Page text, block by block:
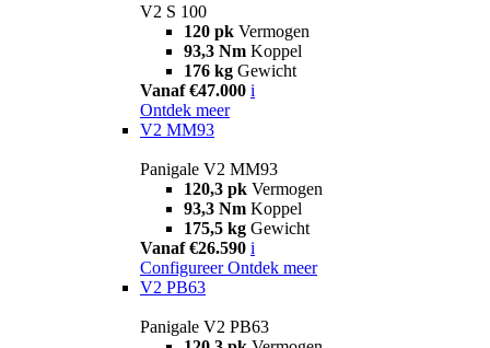
V2 S 100
120 pk Vermogen
93,3 Nm Koppel
176 kg Gewicht
Vanaf €47.000 i
Ontdek meer
V2 MM93
Panigale V2 MM93
120,3 pk Vermogen
93,3 Nm Koppel
175,5 kg Gewicht
Vanaf €26.590 i
Configureer Ontdek meer
V2 PB63
Panigale V2 PB63